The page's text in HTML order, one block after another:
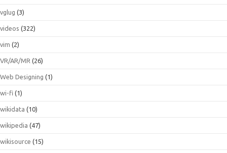
vglug (3)
videos (322)
vim (2)
VR/AR/MR (26)
Web Designing (1)
wi-fi (1)
wikidata (10)
wikipedia (47)
wikisource (15)